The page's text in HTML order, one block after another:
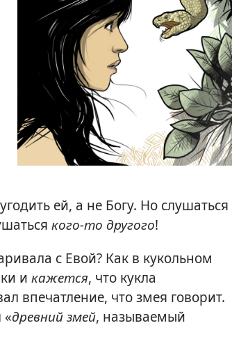
ей, а не Богу. Но слушаться
кого-то другого!
с Евой? Как в кукольном
и кажется, что кукла
впечатление, что змея говорит.
«древний змей, называемый